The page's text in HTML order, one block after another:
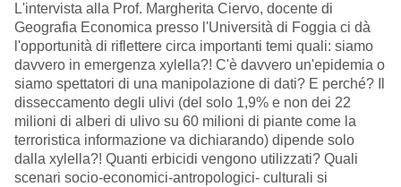
L'intervista alla Prof. Margherita Ciervo, docente di
Geografia Economica presso l'Università di Foggia ci dà
l'opportunità di riflettere circa importanti temi quali: siamo
davvero in emergenza xylella?! C'è davvero un'epidemia o
siamo spettatori di una manipolazione di dati? E perché? Il
disseccamento degli ulivi (del solo 1,9% e non dei 22
milioni di alberi di ulivo su 60 milioni di piante come la
terroristica informazione va dichiarando) dipende solo
dalla xylella?! Quanti erbicidi vengono utilizzati? Quali
scenari socio-economici-antropologici- culturali si